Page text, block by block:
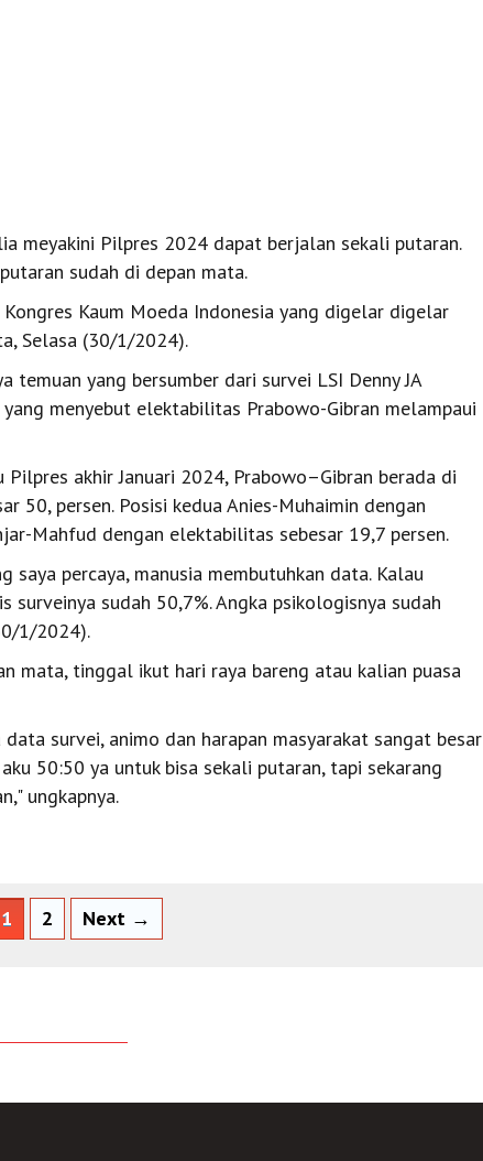
meyakini Pilpres 2024 dapat berjalan sekali putaran.
sudah di depan mata.
Kaum Moeda Indonesia yang digelar digelar
Selasa (30/1/2024).
temuan yang bersumber dari survei LSI Denny JA
menyebut elektabilitas Prabowo-Gibran melampaui
akhir Januari 2024, Prabowo–Gibran berada di
50, persen. Posisi kedua Anies-Muhaimin dengan
Mahfud dengan elektabilitas sebesar 19,7 persen.
saya percaya, manusia membutuhkan data. Kalau
surveinya sudah 50,7%. Angka psikologisnya sudah
1/2024).
mata, tinggal ikut hari raya bareng atau kalian puasa
survei, animo dan harapan masyarakat sangat besar
50:50 ya untuk bisa sekali putaran, tapi sekarang
ungkapnya.
1 2 Next →